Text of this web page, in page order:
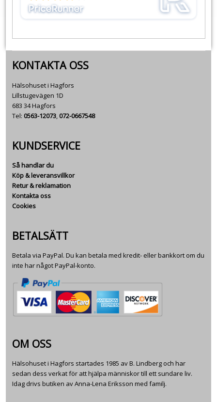
KONTAKTA OSS
Hälsohuset i Hagfors
Lillstugevägen 1D
683 34 Hagfors
Tel: 0563-12073,072-0667548
KUNDSERVICE
Så handlar du
Köp & leveransvillkor
Retur & reklamation
Kontakta oss
Cookies
BETALSÄTT
Betala via PayPal. Du kan betala med kredit- eller bankkort om du
inte har något PayPal-konto.
OM OSS
Hälsohuset i Hagfors startades 1985 av B. Lindberg och har
sedan dess verkat för att hjälpa människor till ett sundare liv.
Idag drivs butiken av Anna-Lena Eriksson med familj.